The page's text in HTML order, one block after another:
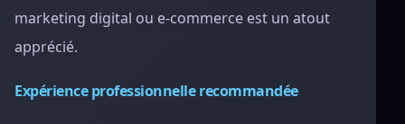
marketing digital ou e-commerce est un atout
apprécié.
Expérience professionnelle recommandée